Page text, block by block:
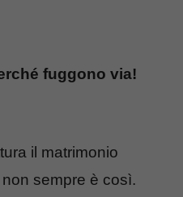
fuggono via!
il matrimonio
sempre è così.